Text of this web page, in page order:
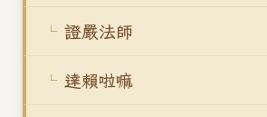
證嚴法師
達賴啦嘛